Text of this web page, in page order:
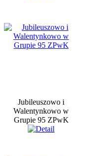
Jubileuszowo i
Walentynkowo w
Grupie 95 ZPwK